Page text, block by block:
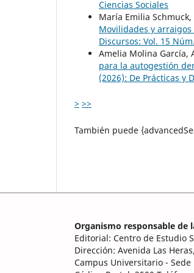
Ciencias Sociales
María Emilia
Movilidades y
Discursos: Vol. 15
Amelia Molina García,
para la autogestión
(2026): De Prácticas y
> >>
También puede
Organismo responsable de
Editorial: Centro de Estudio
Dirección: Avenida Las
Campus Universitario - Sede